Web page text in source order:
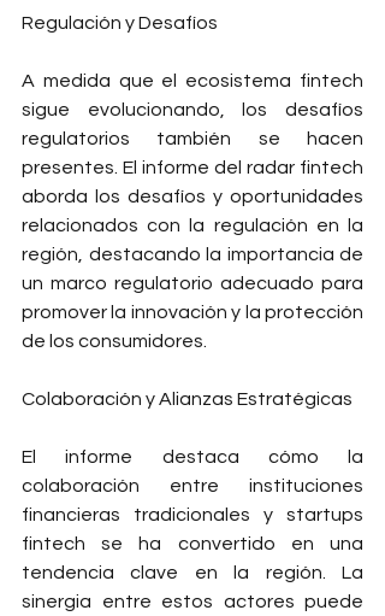
Regulación y Desafíos
A medida que el ecosistema fintech
sigue evolucionando, los desafíos
regulatorios también se hacen
presentes. El informe del radar fintech
aborda los desafíos y oportunidades
relacionados con la regulación en la
región, destacando la importancia de
un marco regulatorio adecuado para
promover la innovación y la protección
de los consumidores.
Colaboración y Alianzas Estratégicas
El informe destaca cómo la
colaboración entre instituciones
financieras tradicionales y startups
fintech se ha convertido en una
tendencia clave en la región. La
sinergia entre estos actores puede